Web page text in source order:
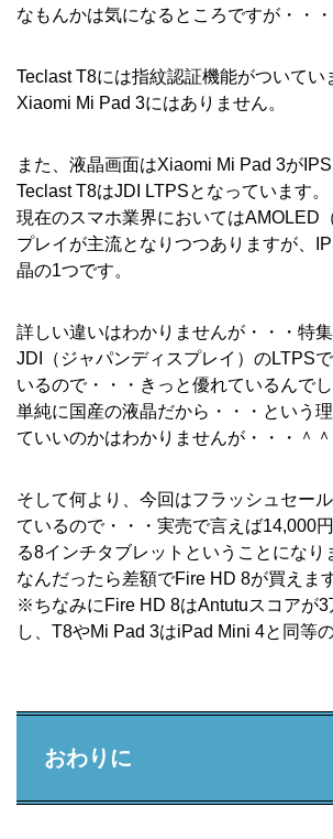
なもんかは気になるところですが・・・
Teclast T8には指紋認証機能がついてい
Xiaomi Mi Pad 3にはありません。
また、液晶画面はXiaomi Mi Pad 3がIPS
Teclast T8はJDI LTPSとなっています。
現在のスマホ業界においてはAMOLED
プレイが主流となりつつありますが、
晶の1つです。
詳しい違いはわかりませんが・・・特
JDI（ジャパンディスプレイ）のLTPS
いるので・・・きっと優れているんで
単純に国産の液晶だから・・・という
ていいのかはわかりませんが・・・＾＾
そして何より、今回はフラッシュセー
ているので・・・実売で言えば14,000
る8インチタブレットということになり
なんだったら差額でFire HD 8が買えま
※ちなみにFire HD 8はAntutuスコアが3
し、T8やMi Pad 3はiPad Mini 4と同等
おわりに